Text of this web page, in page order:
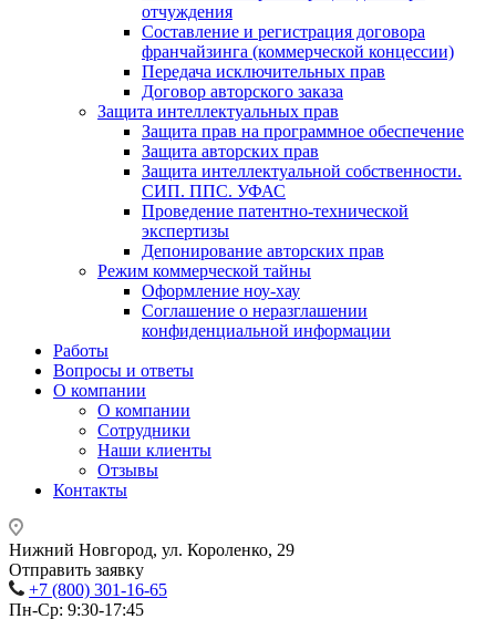
отчуждения
Составление и регистрация договора
франчайзинга (коммерческой концессии)
Передача исключительных прав
Договор авторского заказа
Защита интеллектуальных прав
Защита прав на программное обеспечение
Защита авторских прав
Защита интеллектуальной собственности.
СИП. ППС. УФАС
Проведение патентно-технической
экспертизы
Депонирование авторских прав
Режим коммерческой тайны
Оформление ноу-хау
Соглашение о неразглашении
конфиденциальной информации
Работы
Вопросы и ответы
О компании
О компании
Сотрудники
Наши клиенты
Отзывы
Контакты
Нижний Новгород, ул. Короленко, 29
Отправить заявку
+7 (800) 301-16-65
Пн-Ср: 9:30-17:45